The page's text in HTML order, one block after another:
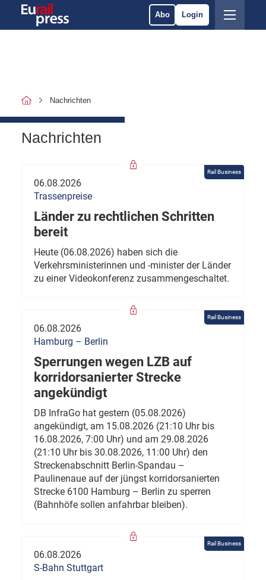
Abo Login
Nachrichten
Nachrichten
Rail Business
06.08.2026
Trassenpreise
Länder zu rechtlichen Schritten
bereit
Heute (06.08.2026) haben sich die
Verkehrsministerinnen und -minister der Länder
zu einer Videokonferenz zusammengeschaltet.
Rail Business
06.08.2026
Hamburg – Berlin
Sperrungen wegen LZB auf
korridorsanierter Strecke
angekündigt
DB InfraGo hat gestern (05.08.2026)
angekündigt, am 15.08.2026 (21:10 Uhr bis
16.08.2026, 7:00 Uhr) und am 29.08.2026
(21:10 Uhr bis 30.08.2026, 11:00 Uhr) den
Streckenabschnitt Berlin-Spandau –
Paulinenaue auf der jüngst korridorsanierten
Strecke 6100 Hamburg – Berlin zu sperren
(Bahnhöfe sollen anfahrbar bleiben).
Rail Business
06.08.2026
S-Bahn Stuttgart